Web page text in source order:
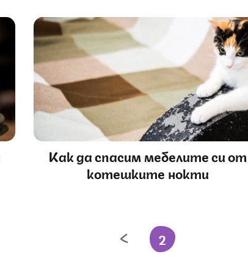
Как да спасим мебелите си от
котешките нокти
2